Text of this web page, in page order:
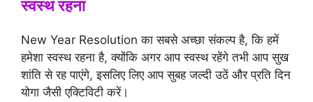
स्वस्थ रहना
New Year Resolution का सबसे अच्छा संकल्प है, कि हमें
हमेशा स्वस्थ रहना है, क्योंकि अगर आप स्वस्थ रहेंगे तभी आप सुख
शांति से रह पाएंगे, इसलिए लिए आप सुबह जल्दी उठें और प्रति दिन
योगा जैसी एक्टिविटी करें।